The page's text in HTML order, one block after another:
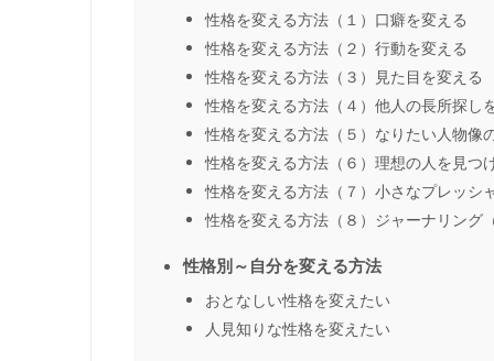
性格を変える方法（１）口癖を変える
性格を変える方法（２）行動を変える
性格を変える方法（３）見た目を変える
性格を変える方法（４）他人の長所探し
性格を変える方法（５）なりたい人物像
性格を変える方法（６）理想の人を見つ
性格を変える方法（７）小さなプレッシ
性格を変える方法（８）ジャーナリング
性格別～自分を変える方法
おとなしい性格を変えたい
人見知りな性格を変えたい